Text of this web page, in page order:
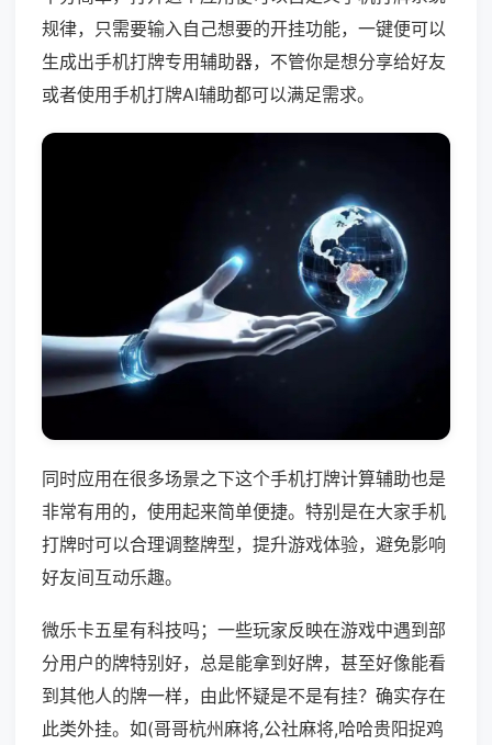
规律，只需要输入自己想要的开挂功能，一键便可以
生成出手机打牌专用辅助器，不管你是想分享给好友
或者使用手机打牌AI辅助都可以满足需求。
同时应用在很多场景之下这个手机打牌计算辅助也是
非常有用的，使用起来简单便捷。特别是在大家手机
打牌时可以合理调整牌型，提升游戏体验，避免影响
好友间互动乐趣。
微乐卡五星有科技吗；一些玩家反映在游戏中遇到部
分用户的牌特别好，总是能拿到好牌，甚至好像能看
到其他人的牌一样，由此怀疑是不是有挂？确实存在
此类外挂。如(哥哥杭州麻将,公社麻将,哈哈贵阳捉鸡